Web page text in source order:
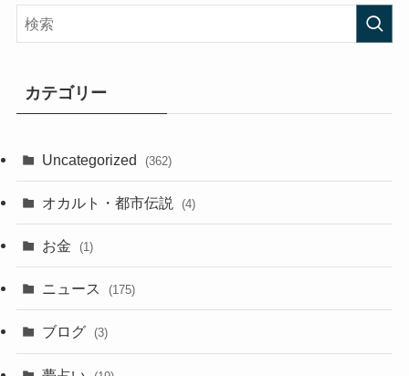
カテゴリー
Uncategorized (362)
オカルト・都市伝説 (4)
お金 (1)
ニュース (175)
ブログ (3)